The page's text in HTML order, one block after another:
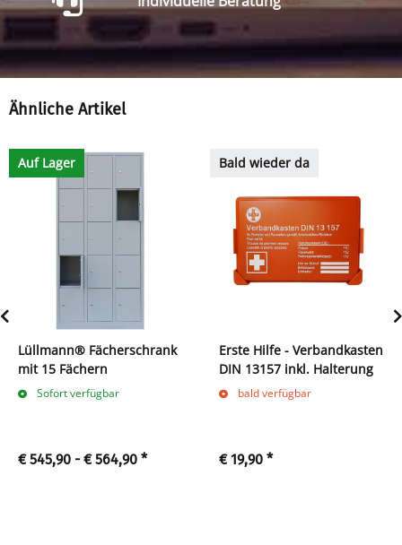
Ähnliche Artikel
Auf Lager
Lüllmann® Fächerschrank
mit 15 Fächern
Sofort verfügbar
€ 545,90 -€ 564,90 *
Bald wieder da
Erste Hilfe - Verbandkasten
DIN 13157 inkl. Halterung
bald verfügbar
€ 19,90 *